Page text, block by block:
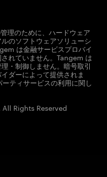
理のために、ハードウェア
のソフトウェアソリューシ
は金融サービスプロバイ
れていません。Tangem は
・制御しません。暗号取引
ダーによって提供されま
ティサービスの利用に関し